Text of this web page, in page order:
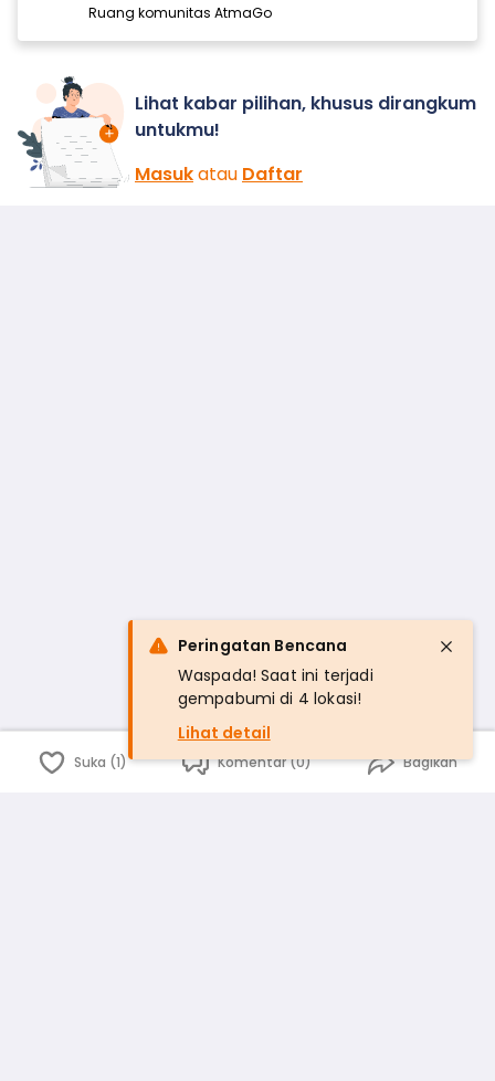
Ruang komunitas AtmaGo
Lihat kabar pilihan, khusus dirangkum
untukmu!
Masukatau Daftar
Suka (1) Komentar (0) Bagikan
Peringatan Bencana
Waspada! Saat ini terjadi
gempabumi di 4 lokasi!
Lihat detail